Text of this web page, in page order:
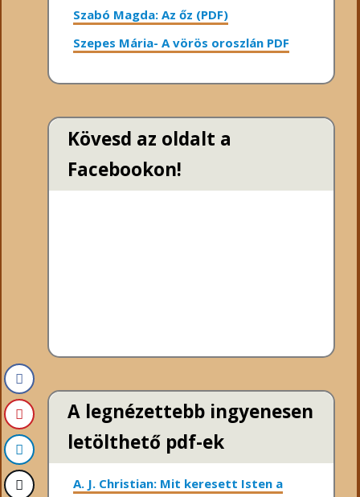
Szabó Magda: Az őz (PDF)
Szepes Mária- A vörös oroszlán PDF
Kövesd az oldalt a
Facebookon!
A legnézettebb ingyenesen
letölthető pdf-ek
A. J. Christian: Mit keresett Isten a